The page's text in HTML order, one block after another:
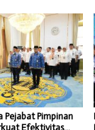
Pejabat Pimpinan
Efektivitas